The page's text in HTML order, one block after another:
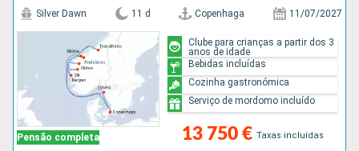
Pensão completa
Silver Dawn 11 d Copenhaga 11/07/2027
13 750 € Taxas incluídas
Clube para crianças a partir dos 3
anos de idade
Bebidas incluídas
Cozinha gastronómica
Serviço de mordomo incluído